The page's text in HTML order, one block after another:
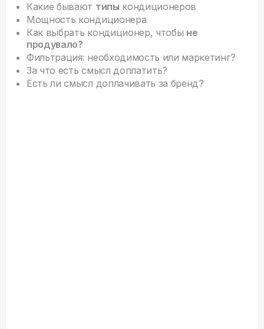
Какие бывают типы кондиционеров
Мощность кондиционера
Как выбрать кондиционер, чтобы не
продувало?
Фильтрация: необходимость или маркетинг?
За что есть смысл доплатить?
Есть ли смысл доплачивать за бренд?